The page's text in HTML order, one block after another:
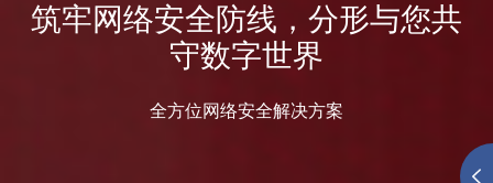
筑牢网络安全防线，分形与您共
守数字世界
全方位网络安全解决方案